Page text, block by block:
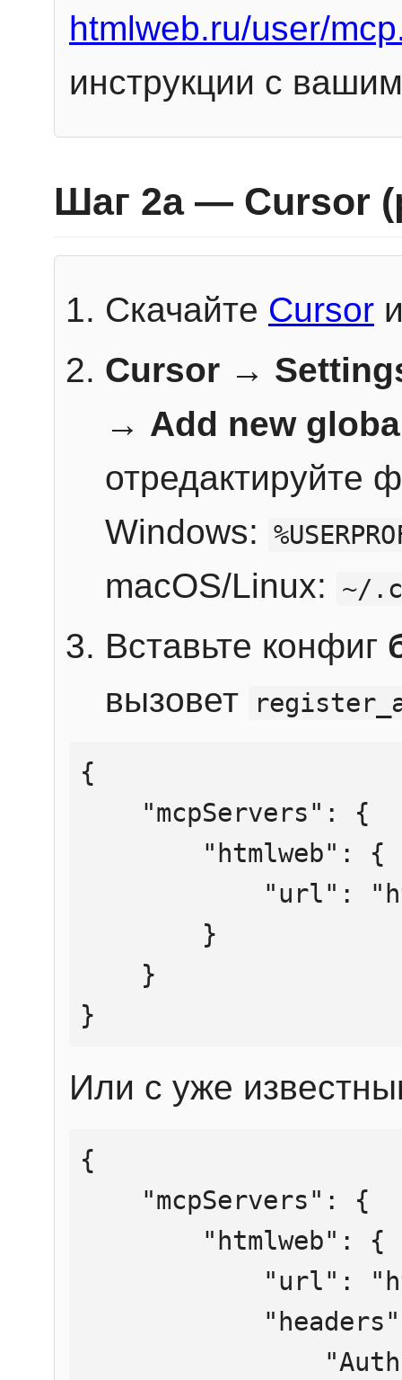
htmlweb.ru/user/
инструкции с
Шаг 2a — Cursor
Скачайте Cursor
Cursor →
→ Add new
отредактируйте
Windows:
macOS/Linux: ~/
Вставьте конфиг
вызовет
{
}
Или с уже
{